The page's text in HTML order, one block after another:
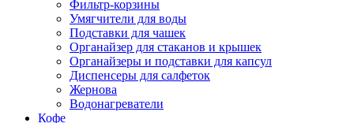
Фильтр-корзины
Умягчители для воды
Подставки для чашек
Органайзер для стаканов и крышек
Органайзеры и подставки для капсул
Диспенсеры для салфеток
Жернова
Водонагреватели
Кофе